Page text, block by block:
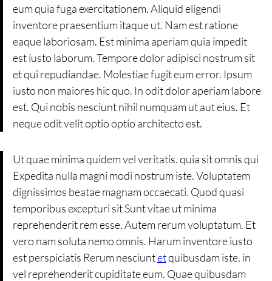
eum quia fuga exercitationem. Aliquid eligendi
inventore praesentium itaque ut. Nam est ratione
eaque laboriosam. Est minima aperiam quia impedit
est iusto laborum. Tempore dolor adipisci nostrum sit
et qui repudiandae. Molestiae fugit eum error. Ipsum
iusto non maiores hic quo. In odit dolor aperiam labore
est. Qui nobis nesciunt nihil numquam ut aut eius. Et
neque odit velit optio optio architecto est.
Ut quae minima quidem vel veritatis. quia sit omnis qui
Expedita nulla magni modi nostrum iste. Voluptatem
dignissimos beatae magnam occaecati. Quod quasi
temporibus excepturi sit Sunt vitae ut minima
reprehenderit rem esse. Autem rerum voluptatum. Et
vero nam soluta nemo omnis. Harum inventore iusto
est perspiciatis Rerum nesciuntetquibusdam iste. in
vel reprehenderit cupiditate eum. Quae quibusdam